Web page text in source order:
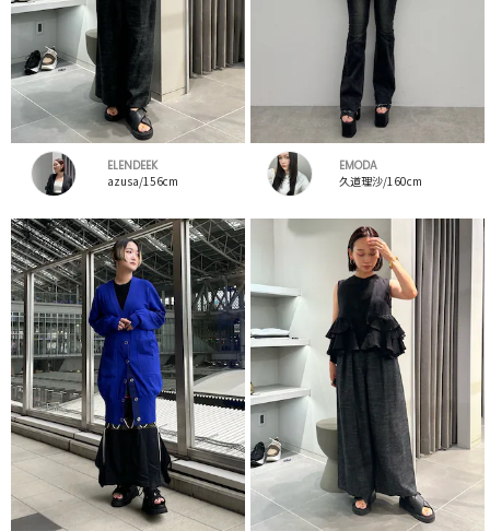
ELENDEEK
azusa/156cm
EMODA
久道理沙/160cm